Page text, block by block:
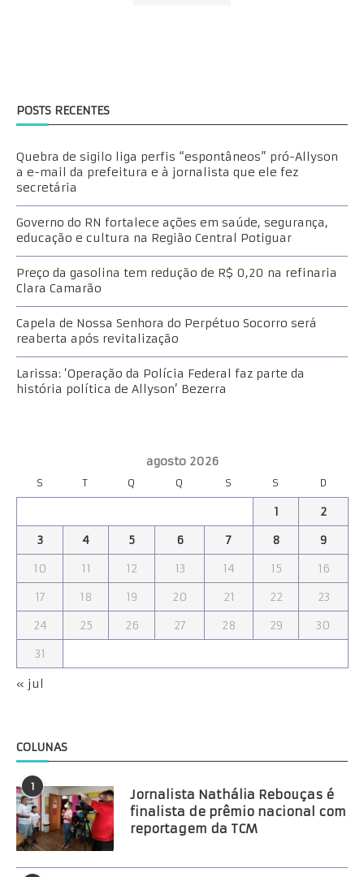
POSTS RECENTES
Quebra de sigilo liga perfis “espontâneos” pró-Allyson
a e-mail da prefeitura e à jornalista que ele fez
secretária
Governo do RN fortalece ações em saúde, segurança,
educação e cultura na Região Central Potiguar
Preço da gasolina tem redução de R$ 0,20 na refinaria
Clara Camarão
Capela de Nossa Senhora do Perpétuo Socorro será
reaberta após revitalização
Larissa: ‘Operação da Polícia Federal faz parte da
história política de Allyson’ Bezerra
agosto 2026
S T Q Q S S D
1
2
3
4 5 6 7 8
9
10
11 12 13 14 15
16
17
18 19 20 21 22
23
24
25 26 27 28 29
30
31
« jul
COLUNAS
1
Jornalista Nathália Rebouças é
finalista de prêmio nacional com
reportagem da TCM